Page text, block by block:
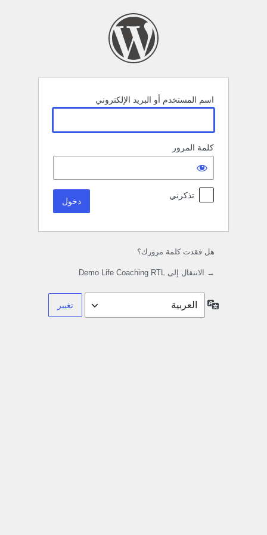
اسم المستخدم أو البريد الإلكتروني
كلمة المرور
تذكرني
هل فقدت كلمة مرورك؟
→ الانتقال إلى Demo Life Coaching RTL
اللغة